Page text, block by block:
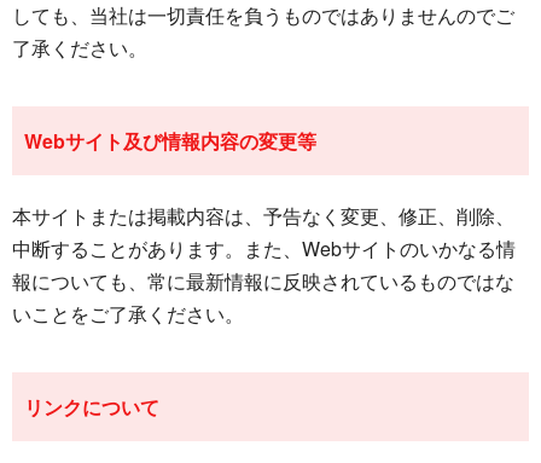
しても、当社は一切責任を負うものではありませんのでご
了承ください。
Webサイト及び情報内容の変更等
本サイトまたは掲載内容は、予告なく変更、修正、削除、
中断することがあります。また、Webサイトのいかなる情
報についても、常に最新情報に反映されているものではな
いことをご了承ください。
リンクについて